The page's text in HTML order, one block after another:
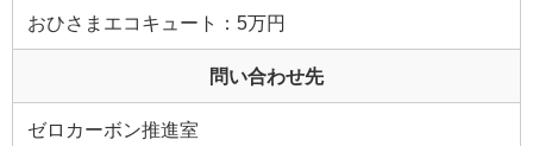
おひさまエコキュート：5万円
問い合わせ先
ゼロカーボン推進室